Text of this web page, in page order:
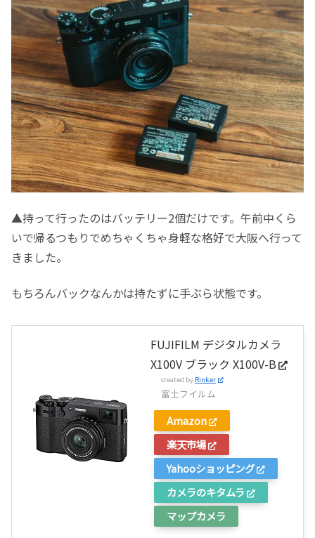
▲持って行ったのはバッテリー2個だけです。午前中くら
いで帰るつもりでめちゃくちゃ身軽な格好で大阪へ行って
きました。
もちろんバックなんかは持たずに手ぶら状態です。
FUJIFILM デジタルカメラ
X100V ブラック X100V-B
created by Rinker
富士フイルム
Amazon
楽天市場
Yahooショッピング
カメラのキタムラ
マップカメラ